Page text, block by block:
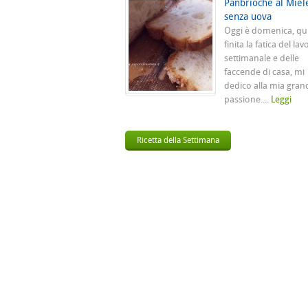
Panbrioche al
senza uova
Oggi è domenica,
finita la fatica del
settimanale e delle
faccende di casa, mi
dedico alla mia
passione.... Leggi
Ricetta della Settimana